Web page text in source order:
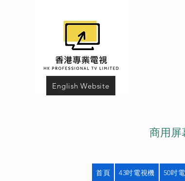
English Website
商用屏
首頁 43吋電視機 50吋